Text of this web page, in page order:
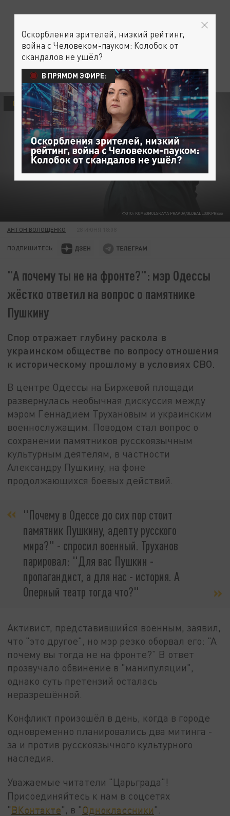
ФОТО: KOMSOMOLSKAYA PRAVDA/GLOBALLOOKPRESS
СВО
АНТОН ВОЛОЩЕНКО
ПОДПИШИТЕСЬ:
"А почему ты не на фронте?": мэр Одессы
жёстко ответил на вопрос о памятнике
Пушкину
Спор отражает глубину раскола в
украинском обществе по вопросу отношения
к историческому прошлому в условиях СВО.
В центре Одессы на Биржевой площади
развернулась необычная дискуссия между
мэром Геннадием Трухановым и украинским
военнослужащим. Поводом стал вопрос о
сохранении памятников русскоязычным
культурным деятелям, в частности
Александру Пушкину, на фоне
продолжающихся боевых действий.
"Почему в Одессе до сих пор стоит
памятник Пушкину, адепту русского
мира?" - спросил военный. Труханов
парировал: "Для вас Пушкин -
пропагандист, а для нас - история. А
Оперный театр тогда что?"
Активист, представившийся военным, заявил,
что "это другое", но мэр резко оборвал его: "А
почему вы тогда не на фронте?" В ответ
прозвучало обвинение в "манипуляции",
однако суть претензий осталась
неразрешённой.
Конфликт произошёл в день, когда в городе
одновременно планировались два митинга -
за и против русскоязычного культурного
наследия.
Уважаемые читатели "Царьграда"!
Присоединяйтесь к нам в соцсетях
"ВКонтакте", в "Одноклассники".
Оскорбления зрителей, низкий рейтинг,
война с Человеком-пауком: Колобок от
скандалов не ушёл?
В ПРЯМОМ ЭФИРЕ: